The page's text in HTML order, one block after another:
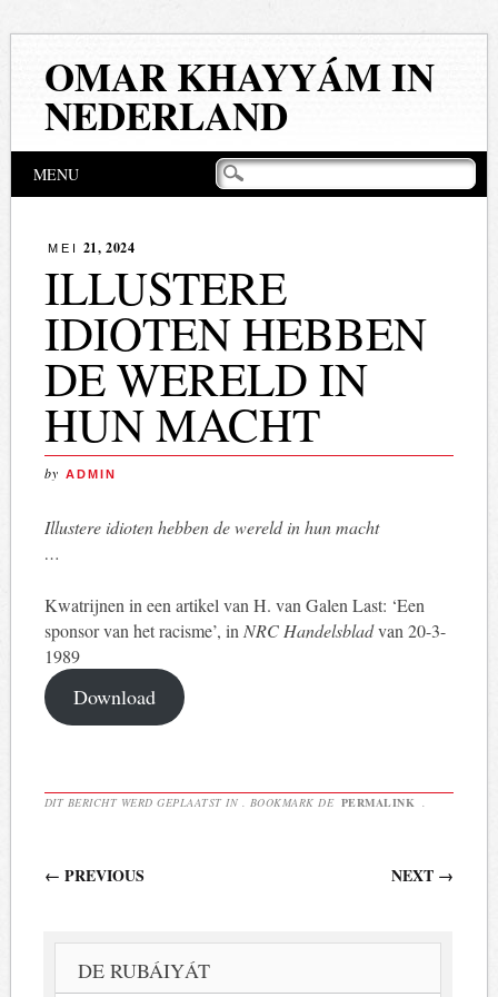
OMAR KHAYYÁM IN
NEDERLAND
Hoofdmenu
MENU
MEI 21, 2024
ILLUSTERE
IDIOTEN HEBBEN
DE WERELD IN
HUN MACHT
by ADMIN
Illustere idioten hebben de wereld in hun macht
…
Kwatrijnen in een artikel van H. van Galen Last: ‘Een
sponsor van het racisme’, in NRC Handelsbladvan 20-3-
1989
Download
DIT BERICHT WERD GEPLAATST IN . BOOKMARK DE PERMALINK
Berichtnavigatie
← PREVIOUS NEXT →
DE RUBÁIYÁT